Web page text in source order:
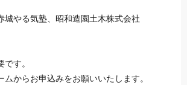
城やる気塾、昭和造園土木株式会社
す。
からお申込みをお願いいたします。